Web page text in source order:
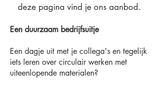
deze pagina vind je ons aanbod.
Een duurzaam bedrijfsuitje
Een dagje uit met je collega's en tegelijk
iets leren over circulair werken met
uiteenlopende materialen?